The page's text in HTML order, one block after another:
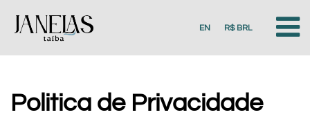
EN R$ BRL
Politica de Privacidade